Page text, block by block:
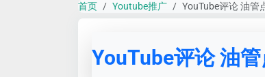
首页 Youtube推广 YouTube评论 油管
YouTube评论 油